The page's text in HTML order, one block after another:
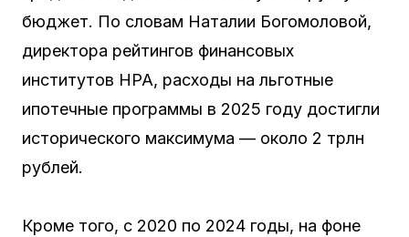
бюджет. По словам Наталии Богомоловой,
директора рейтингов финансовых
институтов НРА, расходы на льготные
ипотечные программы в 2025 году достигли
исторического максимума — около 2 трлн
рублей.
Кроме того, с 2020 по 2024 годы, на фоне